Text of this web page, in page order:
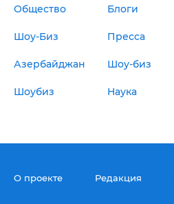
Общество Блоги
Шоу-Биз Пресса
Азербайджан Шоу-биз
Шоубиз Наука
О проекте Редакция